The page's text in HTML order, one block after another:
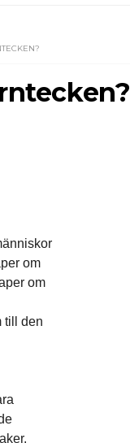
om
om
till den